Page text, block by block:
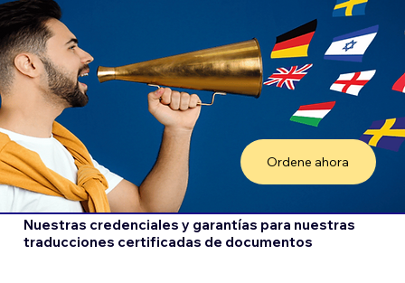
Ordene ahora
Nuestras credenciales y garantías para nuestras
traducciones certificadas de documentos